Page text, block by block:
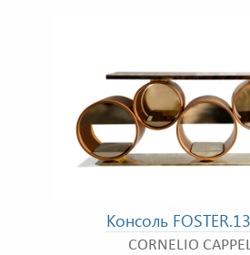
Консоль
CORNELIO